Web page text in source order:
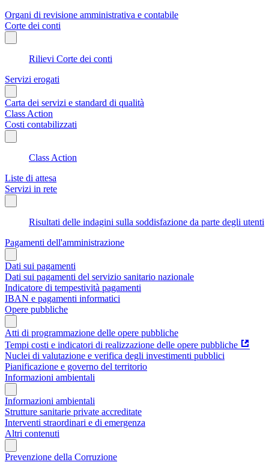
Organi di revisione amministrativa e contabile
Corte dei conti
Rilievi Corte dei conti
Servizi erogati
Carta dei servizi e standard di qualità
Class Action
Costi contabilizzati
Class Action
Liste di attesa
Servizi in rete
Risultati delle indagini sulla soddisfazione da parte degli utenti
Pagamenti dell'amministrazione
Dati sui pagamenti
Dati sui pagamenti del servizio sanitario nazionale
Indicatore di tempestività pagamenti
IBAN e pagamenti informatici
Opere pubbliche
Atti di programmazione delle opere pubbliche
Tempi costi e indicatori di realizzazione delle opere pubbliche
Nuclei di valutazione e verifica degli investimenti pubblici
Pianificazione e governo del territorio
Informazioni ambientali
Informazioni ambientali
Strutture sanitarie private accreditate
Interventi straordinari e di emergenza
Altri contenuti
Prevenzione della Corruzione